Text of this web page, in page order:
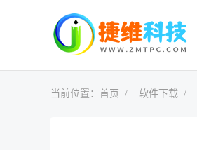
当前位置： 首页 软件下载